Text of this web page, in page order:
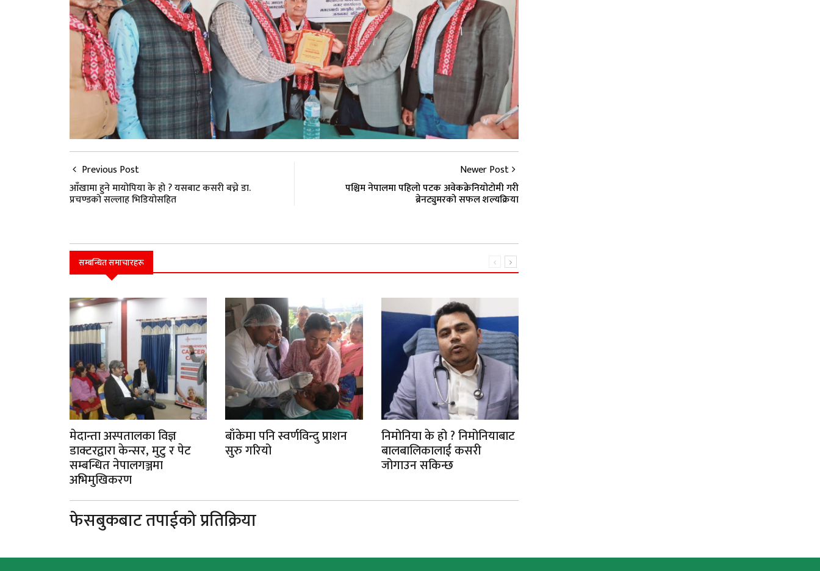
Previous Post
आँखामा हुने मायोपिया के हो ? यसबाट कसरी बच्ने डा.
प्रचण्डको सल्लाह भिडियोसहित
Newer Post
पश्चिम नेपालमा पहिलो पटक अवेकक्रेनियोटोमी गरी
ब्रेनट्युमरको सफल शल्यक्रिया
सम्बन्धित समाचारहरू
मेदान्ता अस्पतालका विज्ञ
डाक्टरद्वारा केन्सर, मुटु र पेट
सम्बन्धित नेपालगञ्जमा
अभिमुखिकरण
बाँकेमा पनि स्वर्णविन्दु प्राशन
सुरु गरियो
निमोनिया के हो ? निमोनियाबाट
बालबालिकालाई कसरी
जोगाउन सकिन्छ
फेसबुकबाट तपाईको प्रतिक्रिया